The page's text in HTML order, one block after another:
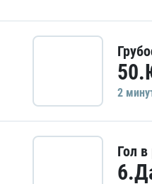
2
Гол в